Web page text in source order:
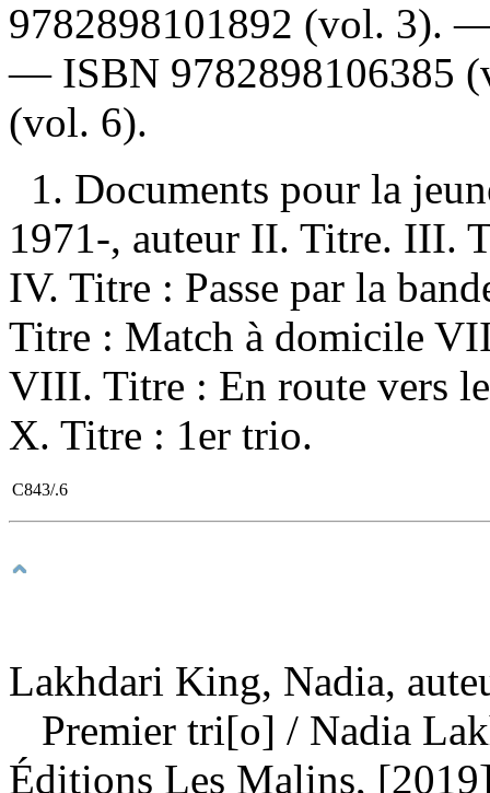
9782898101892 (vol. 3).
— ISBN 9782898106385
(vol. 6).
1. Documents pour la
1971-, auteur II. Titre. III.
IV. Titre : Passe par la
Titre : Match à domicile
VIII. Titre : En route vers
X. Titre : 1er trio.
C843/.6
Lakhdari King, Nadia,
Premier tri[o] / Nadia
Éditions Les Malins,